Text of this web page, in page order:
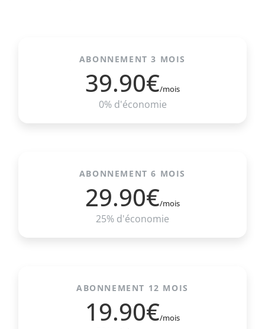
ABONNEMENT 3 MOIS
39.90€/mois
0% d'économie
ABONNEMENT 6 MOIS
29.90€/mois
25% d'économie
ABONNEMENT 12 MOIS
19.90€/mois